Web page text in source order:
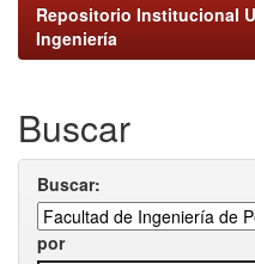
Repositorio Institucional
Ingeniería
Buscar
Buscar:
por